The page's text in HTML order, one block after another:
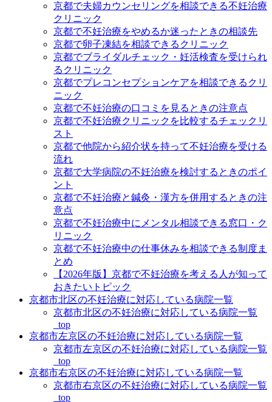
京都で夫婦カウンセリングを相談できる不妊治療
クリニック
京都で不妊治療をやめるか迷ったときの相談先
京都で卵子凍結を相談できるクリニック
京都でブライダルチェック・妊活検査を受けられ
るクリニック
京都でプレコンセプションケアを相談できるクリ
ニック
京都で不妊治療の口コミを見るときの注意点
京都で不妊治療クリニックを比較するチェックリ
スト
京都で他院から紹介状を持って不妊治療を受ける
流れ
京都で大学病院の不妊治療を検討するときのポイ
ント
京都で不妊治療と鍼灸・漢方を併用するときの注
意点
京都で不妊治療中にメンタル相談できる窓口・ク
リニック
京都で不妊治療中の仕事休みを相談できる制度ま
とめ
【2026年版】京都で不妊治療を考える人が知って
おきたいトピック
京都市北区の不妊治療に対応している病院一覧
京都市北区の不妊治療に対応している病院一覧
_top
京都市左京区の不妊治療に対応している病院一覧
京都市左京区の不妊治療に対応している病院一覧
_top
京都市右京区の不妊治療に対応している病院一覧
京都市右京区の不妊治療に対応している病院一覧
_top